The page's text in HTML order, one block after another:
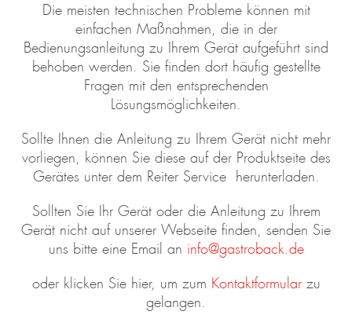
Die meisten technischen Probleme können mit
einfachen Maßnahmen, die in der
Bedienungsanleitung zu Ihrem Gerät aufgeführt sind
behoben werden. Sie finden dort häufig gestellte
Fragen mit den entsprechenden
Lösungsmöglichkeiten.
Sollte Ihnen die Anleitung zu Ihrem Gerät nicht mehr
vorliegen, können Sie diese auf der Produktseite des
Gerätes unter dem Reiter Service herunterladen.
Sollten Sie Ihr Gerät oder die Anleitung zu Ihrem
Gerät nicht auf unserer Webseite finden, senden Sie
uns bitte eine Email an info@gastroback.de
oder klicken Sie hier, um zum Kontaktformularzu
gelangen.